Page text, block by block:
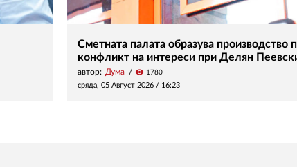
Сметната палата образува производство
конфликт на интереси при Делян
автор: Дума visibility 1780
сряда, 05 Август 2026 / 16:23